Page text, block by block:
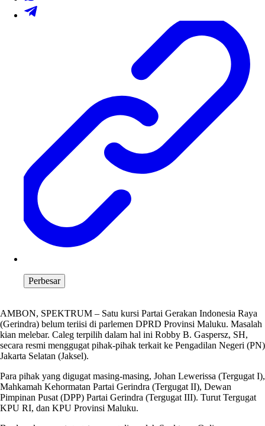
Perbesar
AMBON, SPEKTRUM – Satu kursi Partai Gerakan Indonesia Raya
(Gerindra) belum teriisi di parlemen DPRD Provinsi Maluku. Masalah
kian melebar. Caleg terpilih dalam hal ini Robby B. Gaspersz, SH,
secara resmi menggugat pihak-pihak terkait ke Pengadilan Negeri (PN)
Jakarta Selatan (Jaksel).
Para pihak yang digugat masing-masing, Johan Lewerissa (Tergugat I),
Mahkamah Kehormatan Partai Gerindra (Tergugat II), Dewan
Pimpinan Pusat (DPP) Partai Gerindra (Tergugat III). Turut Tergugat
KPU RI, dan KPU Provinsi Maluku.